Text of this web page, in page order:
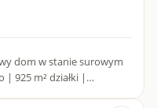
dom w stanie surowym
925 m² działki |